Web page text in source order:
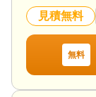
見積無料
無料